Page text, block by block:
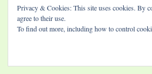
Privacy & Cookies: This site uses cookies. By
agree to their use.
To find out more, including how to control